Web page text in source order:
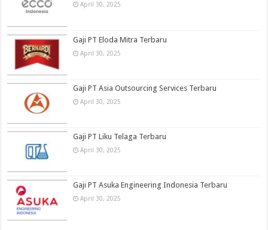
April 30, 2025
Gaji PT Eloda Mitra Terbaru
April 30, 2025
Gaji PT Asia Outsourcing Services Terbaru
April 30, 2025
Gaji PT Liku Telaga Terbaru
April 30, 2025
Gaji PT Asuka Engineering Indonesia Terbaru
April 30, 2025